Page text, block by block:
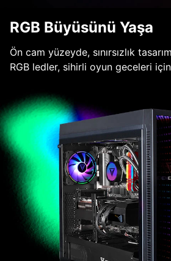
RGB Büyüsünü Yaşa
Ön cam yüzeyde, sınırsızlık
RGB ledler, sihirli oyun geceleri